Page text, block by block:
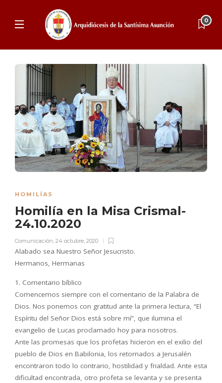
0
HOMILÍAS
Homilía en la Misa Crismal-
24.10.2020
Comunicación, 24 octubre, 2020
Alabado sea Nuestro Señor Jesucristo.
Hermanos, Hermanas
1. Comentario bíblico
Comencemos siempre con el comentario de la Palabra de
Dios. Nos ponemos con gratitud ante la primera lectura, “El
Espíritu del Señor Dios está sobre mí”, que ilumina el
evangelio de Lucas proclamado hoy para nosotros.
Ante las promesas que los profetas hicieron en el exilio del
pueblo de Dios en Babilonia, los retornados a Jerusalén
encontraron todo lo contrario, hostilidad y frialdad. Ante esta
dificultad encontrada, otro profeta se levanta y se presenta